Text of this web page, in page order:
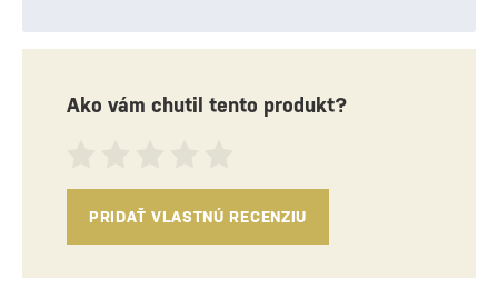
Ako vám chutil tento produkt?
PRIDAŤ VLASTNÚ RECENZIU